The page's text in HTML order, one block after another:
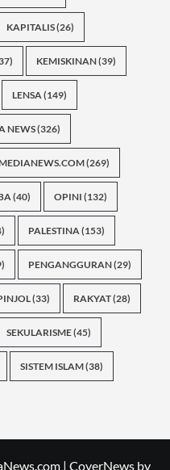
KAPITALIS(26)
KEMISKINAN(39)
LENSA(149)
NEWS(326)
(269)
(40) OPINI (132)
PALESTINA(153)
PENGANGGURAN(29)
(33) RAKYAT(28)
SEKULARISME(45)
SISTEM ISLAM(38)
| CoverNewsby